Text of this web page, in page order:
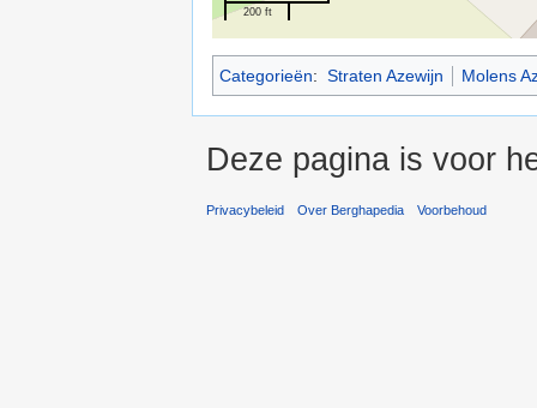
200 ft
Categorieën: Straten Azewijn Molens
Deze pagina is voor
Privacybeleid Over Berghapedia Voorbehoud